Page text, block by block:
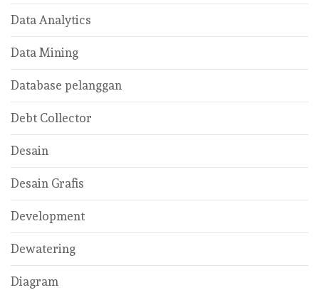
Data Analytics
Data Mining
Database pelanggan
Debt Collector
Desain
Desain Grafis
Development
Dewatering
Diagram